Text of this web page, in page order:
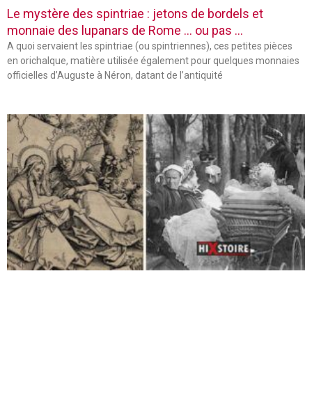
Le mystère des spintriae : jetons de bordels et
monnaie des lupanars de Rome … ou pas …
A quoi servaient les spintriae (ou spintriennes), ces petites pièces
en orichalque, matière utilisée également pour quelques monnaies
officielles d’Auguste à Néron, datant de l’antiquité